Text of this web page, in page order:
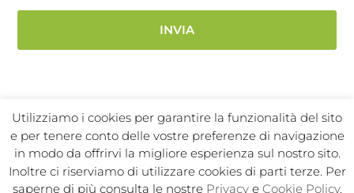
In Sport s.r.l. Societa Sportiva Dilettantistica | C.F./P.I.
Utilizziamo i cookies per garantire la funzionalità del sito
e per tenere conto delle vostre preferenze di navigazione
in modo da offrirvi la migliore esperienza sul nostro sito.
Inoltre ci riserviamo di utilizzare cookies di parti terze. Per
saperne di più consulta le nostre Privacye Cookie Policy.